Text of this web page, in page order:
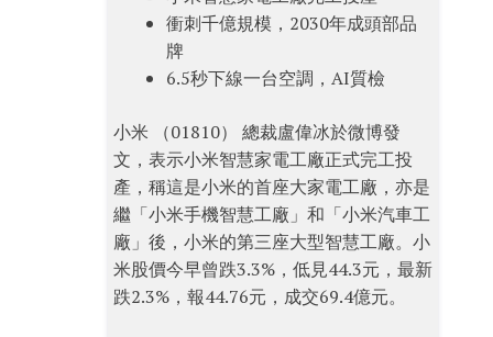
衝刺千億規模，2030年成頭部品
牌
6.5秒下線一台空調，AI質檢
小米 （01810） 總裁盧偉冰於微博發
文，表示小米智慧家電工廠正式完工投
產，稱這是小米的首座大家電工廠，亦是
繼「小米手機智慧工廠」和「小米汽車工
廠」後，小米的第三座大型智慧工廠。小
米股價今早曾跌3.3%，低見44.3元，最新
跌2.3%，報44.76元，成交69.4億元。